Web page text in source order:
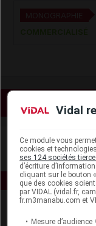
Vidal
Ce module vous
cookies et
ses 124 sociétés
d’écriture
cliquant sur le bouton
que des cookies
par VIDAL (vidal.fr,
fr.m3manabu.com et
Mesure d’audience